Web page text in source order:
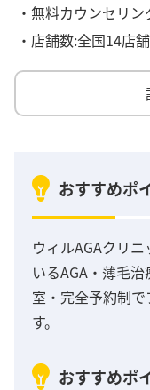
・無料カウンセリン
・店舗数:全国14店舗
おすすめポ
ウィルAGAクリ
いるAGA・薄毛
室・完全予約制
す。
おすすめポ